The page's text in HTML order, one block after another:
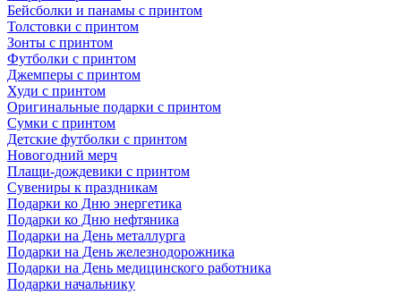
Бейсболки и панамы с принтом
Толстовки с принтом
Зонты с принтом
Футболки с принтом
Джемперы с принтом
Худи с принтом
Оригинальные подарки с принтом
Сумки с принтом
Детские футболки с принтом
Новогодний мерч
Плащи-дождевики с принтом
Сувениры к праздникам
Подарки ко Дню энергетика
Подарки ко Дню нефтяника
Подарки на День металлурга
Подарки на День железнодорожника
Подарки на День медицинского работника
Подарки начальнику